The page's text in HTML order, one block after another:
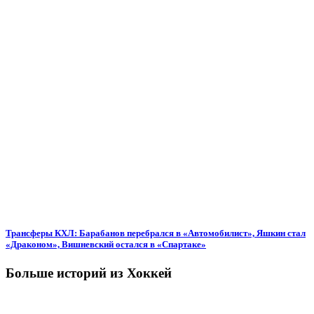
Трансферы КХЛ: Барабанов перебрался в «Автомобилист», Яшкин стал
«Драконом», Вишневский остался в «Спартаке»
Больше историй из Хоккей